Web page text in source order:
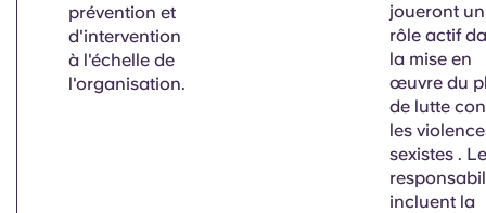
prévention et
d'intervention
à l'échelle de
l'organisation.
joueront un
rôle actif
la mise en
œuvre du
de lutte
les
sexistes .
incluent la